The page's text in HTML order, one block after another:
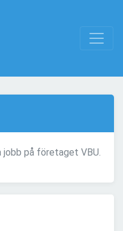
på företaget VBU.